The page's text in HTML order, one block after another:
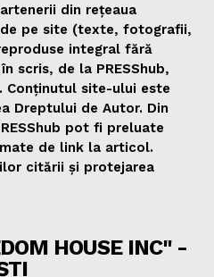
din rețeaua
pe site (texte, fotografii,
integral fără
scris, de la PRESShub,
Conținutul site-ului este
Dreptului de Autor. Din
pot fi preluate
de link la articol.
citării și protejarea
HOUSE INC" -